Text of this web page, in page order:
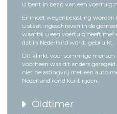
U bent in bezit van een voertuig
Er moet wegenbelasting
u staat ingeschreven in de
waarbij u een voertuig heeft met
dat in Nederland wordt gebruikt.
Dit klinkt voor sommige mensen
voorheen was dit anders
niet belastingvrij met een auto
Nederland rond kunt rijden.
Oldtimer